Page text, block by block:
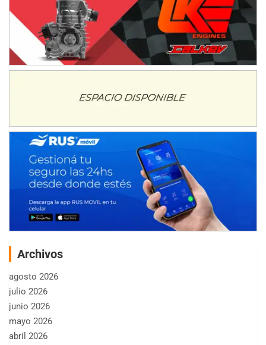
Archivos
agosto 2026
julio 2026
junio 2026
mayo 2026
abril 2026